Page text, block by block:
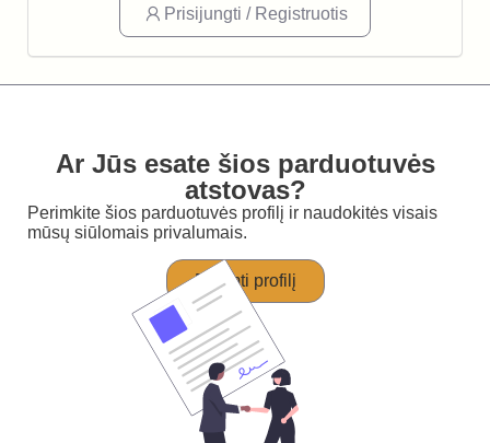
Prisijungti / Registruotis
Ar Jūs esate šios parduotuvės
atstovas?
Perimkite šios parduotuvės profilį ir naudokitės visais
mūsų siūlomais privalumais.
Perimti profilį